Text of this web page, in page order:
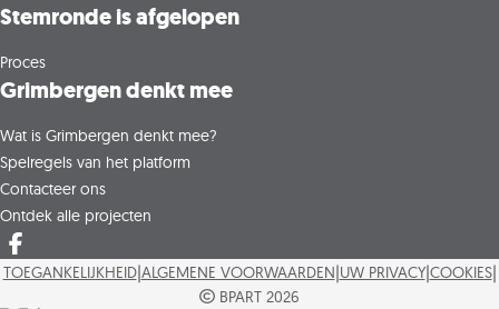
Stemronde is afgelopen
Proces
Grimbergen denkt mee
Wat is Grimbergen denkt mee?
Spelregels van het platform
Contacteer ons
Ontdek alle projecten
Deel op facebook
TOEGANKELIJKHEID|ALGEMENE VOORWAARDEN|UW PRIVACY|COOKIES|
BPART 2026